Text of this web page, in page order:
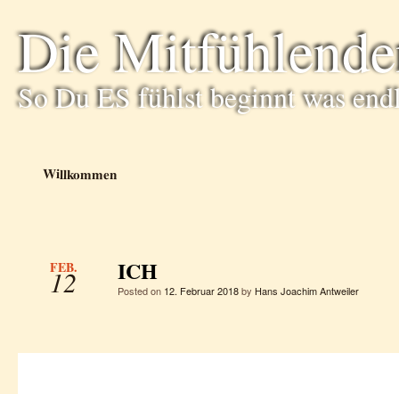
Die
So Du ES fühlst beginnt was
Willkommen
FEB.
12 ICH
Posted on 12. Februar 2018by Hans Joachim Antweiler